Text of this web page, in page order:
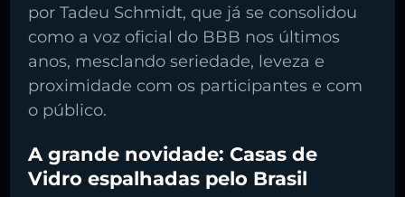
por Tadeu Schmidt, que já se consolidou
como a voz oficial do BBB nos últimos
anos, mesclando seriedade, leveza e
proximidade com os participantes e com
o público.
A grande novidade: Casas de
Vidro espalhadas pelo Brasil